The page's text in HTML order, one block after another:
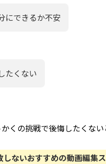
にできるか不安
たくない
くの挑戦で後悔したくない
しないおすすめの動画編集